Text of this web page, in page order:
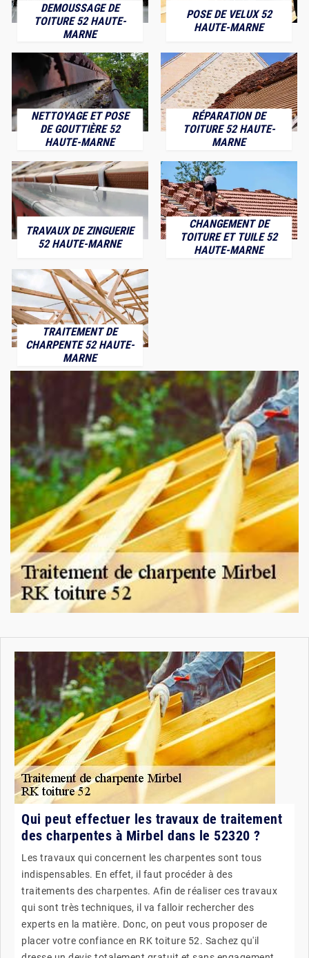
DEMOUSSAGE DE
TOITURE 52 HAUTE-
MARNE
POSE DE VELUX 52
HAUTE-MARNE
NETTOYAGE ET POSE
DE GOUTTIÈRE 52
HAUTE-MARNE
RÉPARATION DE
TOITURE 52 HAUTE-
MARNE
TRAVAUX DE ZINGUERIE
52 HAUTE-MARNE
CHANGEMENT DE
TOITURE ET TUILE 52
HAUTE-MARNE
TRAITEMENT DE
CHARPENTE 52 HAUTE-
MARNE
Qui peut effectuer les travaux de traitement
des charpentes à Mirbel dans le 52320 ?
Les travaux qui concernent les charpentes sont tous
indispensables. En effet, il faut procéder à des
traitements des charpentes. Afin de réaliser ces travaux
qui sont très techniques, il va falloir rechercher des
experts en la matière. Donc, on peut vous proposer de
placer votre confiance en RK toiture 52. Sachez qu'il